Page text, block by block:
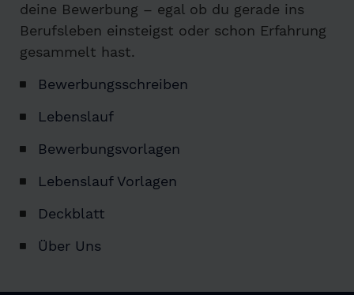
deine Bewerbung – egal ob du gerade ins
Berufsleben einsteigst oder schon Erfahrung
gesammelt hast.
Bewerbungsschreiben
Lebenslauf
Bewerbungsvorlagen
Lebenslauf Vorlagen
Deckblatt
Über Uns